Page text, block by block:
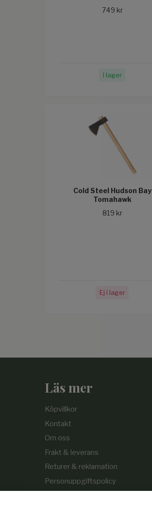
749 kr
I lager
Cold Steel Hudson Bay
Tomahawk
819 kr
Ej i lager
Läs mer
Köpvillkor
Kontakt
Om oss
Frakt & leverans
Returer & reklamation
Personuppgiftspolicy